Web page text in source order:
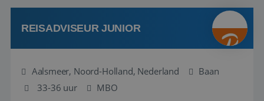
werken: of het nu gaat om vragen ...
REISADVISEUR JUNIOR
Aalsmeer, Noord-Holland, Nederland
Baan
33-36 uur
MBO